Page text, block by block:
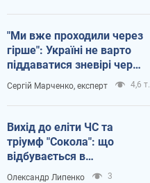
"Ми вже проходили через
гірше": Україні не варто
піддаватися зневірі через
ракетний терор
Сергій Марченко, експерт 4,6 т.
Вихід до еліти ЧС та
тріумф "Сокола": що
відбувається в
українському хокеї
Олександр Липенко 3